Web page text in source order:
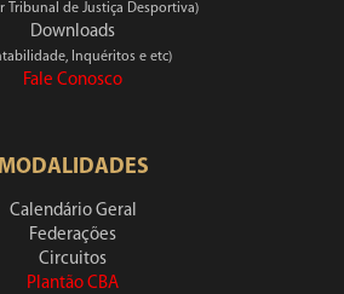
Tribunal de Justiça Desportiva)
Downloads
Inquéritos e etc)
Fale Conosco
MODALIDADES
Calendário Geral
Federações
Circuitos
Plantão CBA